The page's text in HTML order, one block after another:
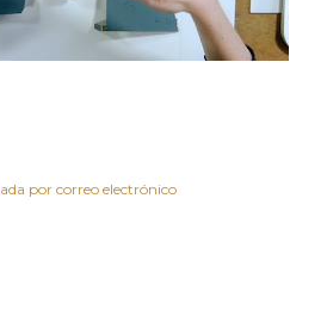
por correo electrónico